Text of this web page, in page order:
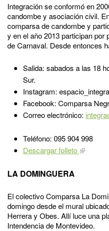
Integración se conformó en
candombe y asociación civil.
comparsa de candombe y
y en el año 2013 participan
de Carnaval. Desde entonces
Salida: sabados a las 18
Sur.
Instagram:
Facebook: Comparsa
Correo electrónico:
Teléfono: 095 904 998
Descargar folleto
LA DOMINGUERA
El colectivo Comparsa La
domingo desde el mural
Herrera y Obes. Allí luce una
Intendencia de Montevideo.